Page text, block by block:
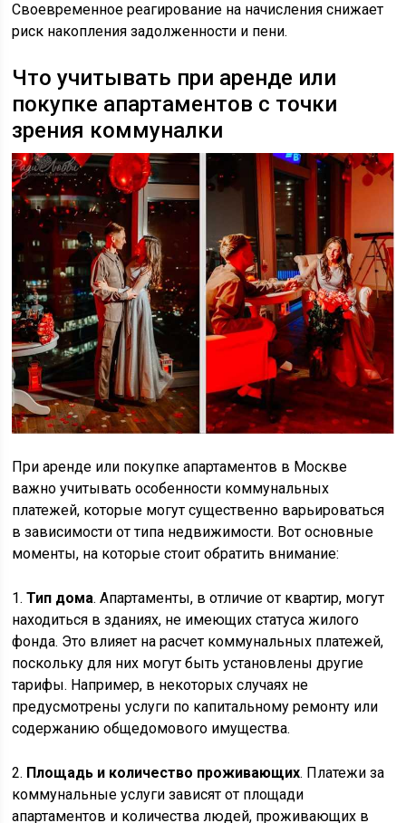
Своевременное реагирование на начисления снижает
риск накопления задолженности и пени.
Что учитывать при аренде или
покупке апартаментов с точки
зрения коммуналки
При аренде или покупке апартаментов в Москве
важно учитывать особенности коммунальных
платежей, которые могут существенно варьироваться
в зависимости от типа недвижимости. Вот основные
моменты, на которые стоит обратить внимание:
1.Тип дома. Апартаменты, в отличие от квартир, могут
находиться в зданиях, не имеющих статуса жилого
фонда. Это влияет на расчет коммунальных платежей,
поскольку для них могут быть установлены другие
тарифы. Например, в некоторых случаях не
предусмотрены услуги по капитальному ремонту или
содержанию общедомового имущества.
2. Площадь и количество проживающих. Платежи за
коммунальные услуги зависят от площади
апартаментов и количества людей, проживающих в